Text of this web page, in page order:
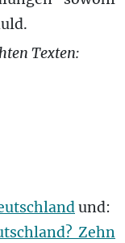
Texten:
und:
Zehn